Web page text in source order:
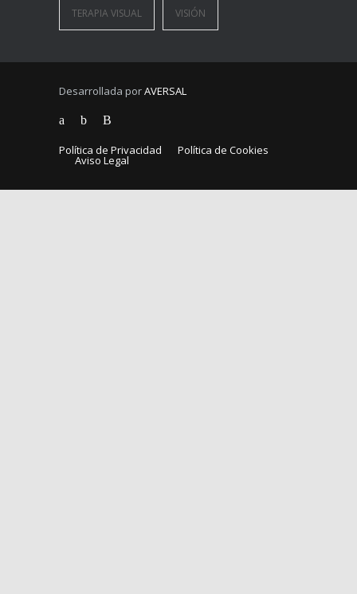
TERAPIA VISUAL VISIÓN
Desarrollada porAVERSAL
Política de Privacidad Política de Cookies
Aviso Legal